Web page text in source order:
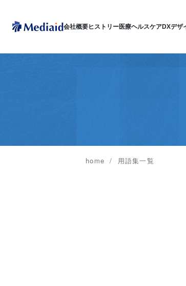
会社概要ヒストリー医療ヘルスケアDXデザ
home 用語集一覧